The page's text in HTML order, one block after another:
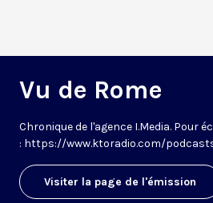
Vu de Rome
Chronique de l'agence I.Media. Pour
: https://www.ktoradio.com/
Visiter la page de l'émission